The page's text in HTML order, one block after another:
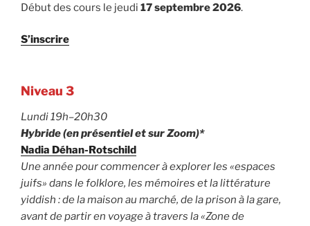
Début des cours le jeudi 17 septembre 2026.
S’inscrire
Niveau 3
Lundi 19h–20h30
Hybride (en présentiel et sur Zoom)*
Nadia Déhan-Rotschild
Une année pour commencer à explorer les «espaces
juifs» dans le folklore, les mémoires et la littérature
yiddish : de la maison au marché, de la prison à la gare,
avant de partir en voyage à travers la «Zone de